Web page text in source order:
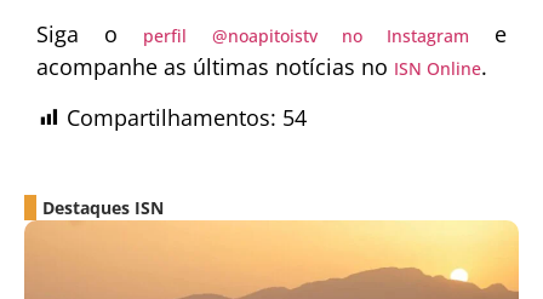
Siga o
perfil @noapitoistv no Instagram
e
acompanhe as últimas notícias no ISN Online.
Compartilhamentos: 54
Destaques ISN